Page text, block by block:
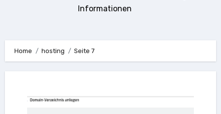
Informationen
Home hosting Seite 7